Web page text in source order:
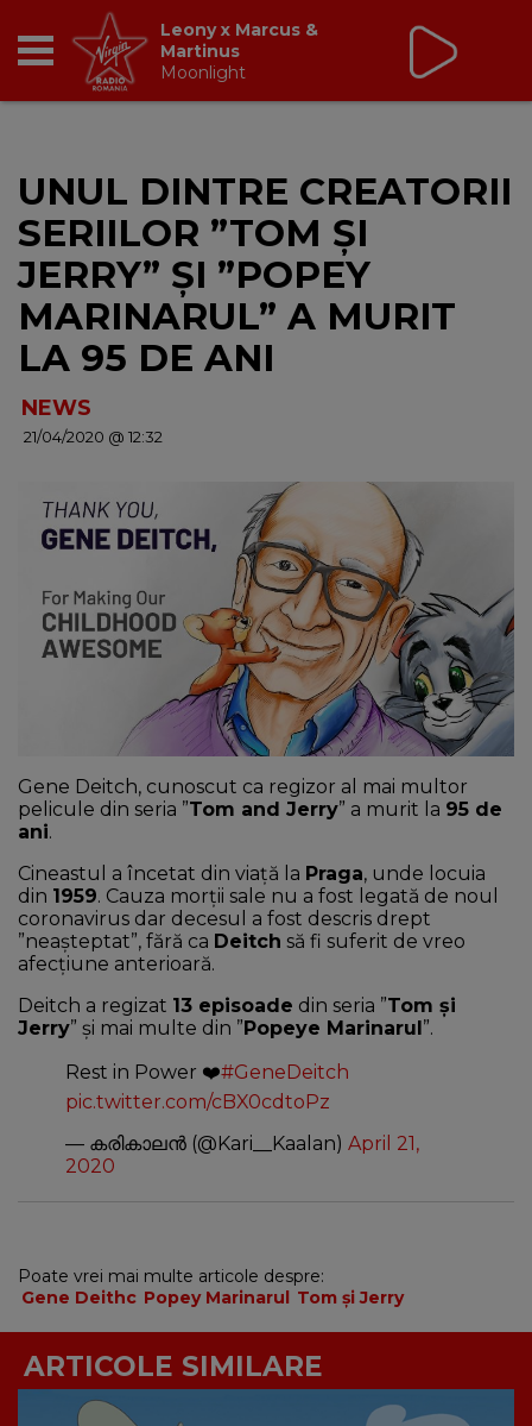
BREAKFAST
TIC TALK
CÂȘTIGĂ
DANCEFLOOR CHART
RADIO ACADEMY
CONTUL MEU
Leony x Marcus &
Martinus
Moonlight
UNUL DINTRE CREATORII
SERIILOR ”TOM ŞI
JERRY” ŞI ”POPEY
MARINARUL” A MURIT
LA 95 DE ANI
NEWS
21/04/2020 @ 12:32
Gene Deitch, cunoscut ca regizor al mai multor
pelicule din seria ”Tom and Jerry” a murit la 95 de
ani.
Cineastul a încetat din viaţă la Praga, unde locuia
din 1959. Cauza morţii sale nu a fost legată de noul
coronavirus dar decesul a fost descris drept
”neaşteptat”, fără ca Deitch să fi suferit de vreo
afecţiune anterioară.
Deitch a regizat 13 episoade din seria ”Tom şi
Jerry” şi mai multe din ” Popeye Marinarul ”.
Rest in Power ❤️#GeneDeitch
pic.twitter.com/cBX0cdtoPz
— കരികാലൻ (@Kari__Kaalan) April 21,
2020
Poate vrei mai multe articole despre:
Gene Deithc Popey Marinarul Tom şi Jerry
ARTICOLE SIMILARE